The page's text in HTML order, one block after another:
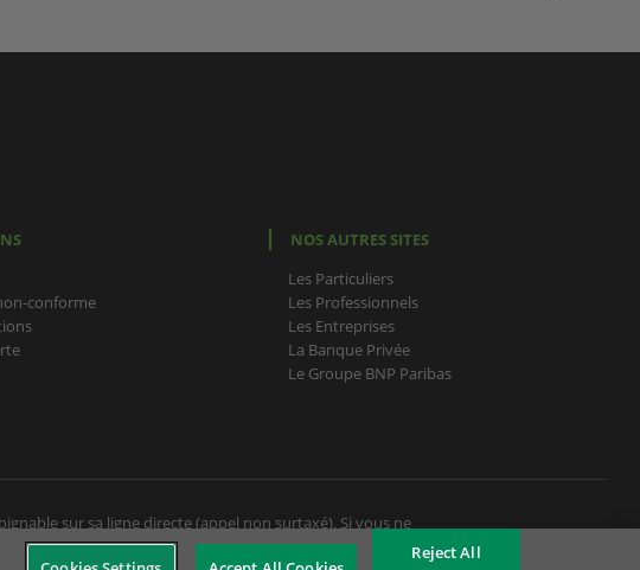
conforme
NOS AUTRES SITES
Les Particuliers
Les Professionnels
Les Entreprises
La Banque Privée
Le Groupe BNP Paribas
sur sa ligne directe (appel non surtaxé). Si vous ne
il vous le donnera à nouveau en retour.
Reject All